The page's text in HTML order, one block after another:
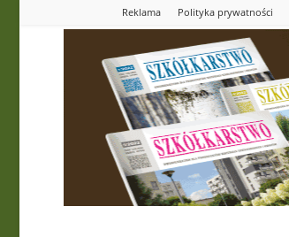
Reklama Polityka prywatności